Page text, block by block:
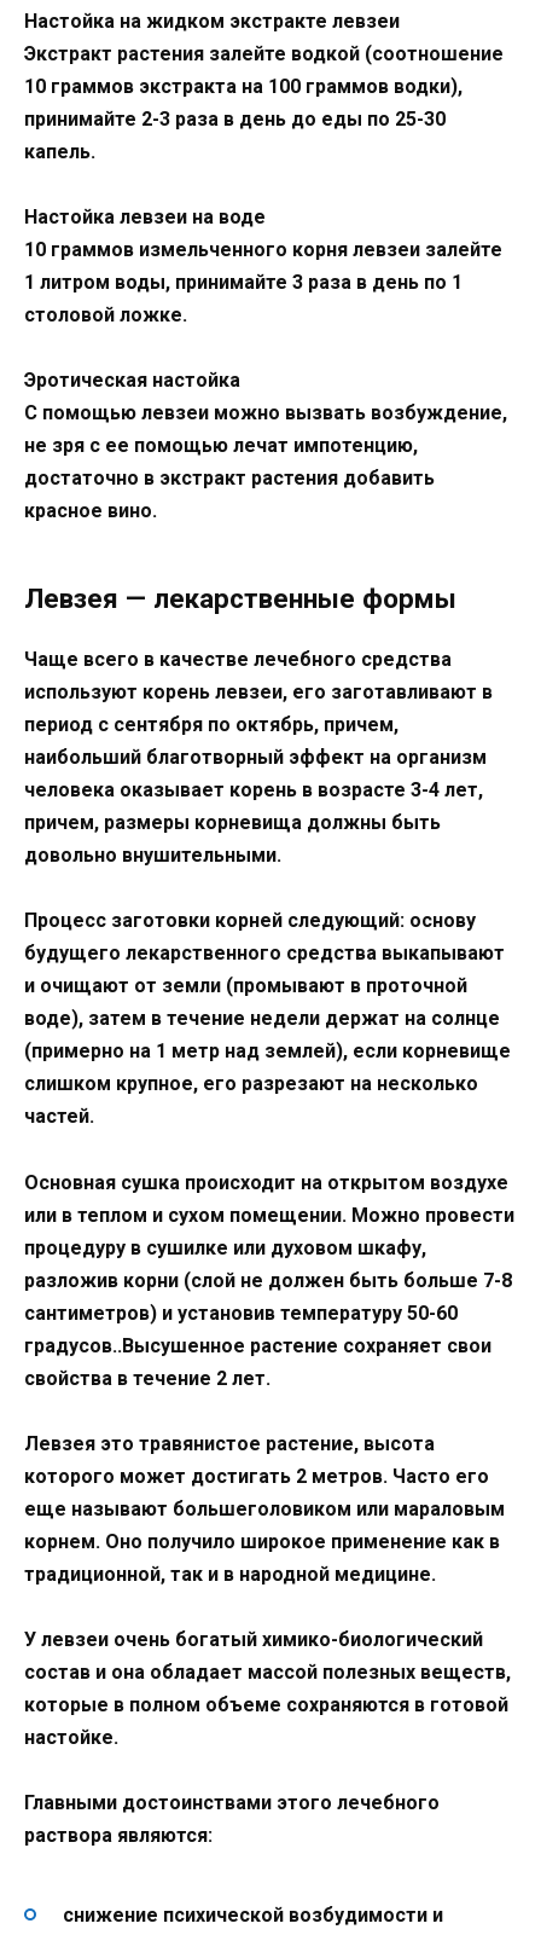
Настойка на жидком экстракте левзеи
Экстракт растения залейте водкой (соотношение
10 граммов экстракта на 100 граммов водки),
принимайте 2-3 раза в день до еды по 25-30
капель.
Настойка левзеи на воде
10 граммов измельченного корня левзеи залейте
1 литром воды, принимайте 3 раза в день по 1
столовой ложке.
Эротическая настойка
С помощью левзеи можно вызвать возбуждение,
не зря с ее помощью лечат импотенцию,
достаточно в экстракт растения добавить
красное вино.
Левзея — лекарственные формы
Чаще всего в качестве лечебного средства
используют корень левзеи, его заготавливают в
период с сентября по октябрь, причем,
наибольший благотворный эффект на организм
человека оказывает корень в возрасте 3-4 лет,
причем, размеры корневища должны быть
довольно внушительными.
Процесс заготовки корней следующий: основу
будущего лекарственного средства выкапывают
и очищают от земли (промывают в проточной
воде), затем в течение недели держат на солнце
(примерно на 1 метр над землей), если корневище
слишком крупное, его разрезают на несколько
частей.
Основная сушка происходит на открытом воздухе
или в теплом и сухом помещении. Можно провести
процедуру в сушилке или духовом шкафу,
разложив корни (слой не должен быть больше 7-8
сантиметров) и установив температуру 50-60
градусов..Высушенное растение сохраняет свои
свойства в течение 2 лет.
Левзея это травянистое растение, высота
которого может достигать 2 метров. Часто его
еще называют большеголовиком или мараловым
корнем. Оно получило широкое применение как в
традиционной, так и в народной медицине.
У левзеи очень богатый химико-биологический
состав и она обладает массой полезных веществ,
которые в полном объеме сохраняются в готовой
настойке.
Главными достоинствами этого лечебного
раствора являются:
снижение психической возбудимости и